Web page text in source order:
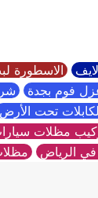
الاسطورة
فوم بجدة
تحت
مظلات
الرياض